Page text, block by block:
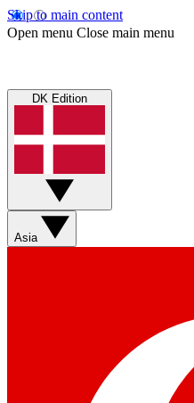
Skip to main content
Open menu Close main menu
DK Edition
Asia